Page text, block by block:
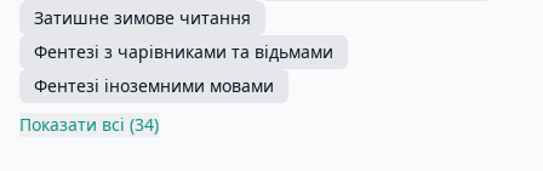
Затишне зимове читання
Фентезі з чарівниками та відьмами
Фентезі іноземними мовами
Показати всі (34)